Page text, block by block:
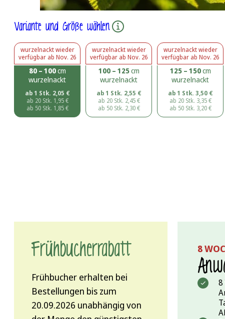
Variante und Größe wählen
wurzelnacktwieder
verfügbar ab Nov. 26
80 – 100cm
wurzelnackt
ab 1 Stk. 2,05 €
ab 20 Stk. 1,95€
ab 50 Stk. 1,85€
wurzelnacktwieder
verfügbar ab Nov. 26
100 – 125cm
wurzelnackt
ab 1 Stk. 2,55 €
ab 20 Stk. 2,45€
ab 50 Stk. 2,30€
wurzelnacktwieder
verfügbar ab Nov. 26
125 – 150cm
wurzelnackt
ab 1 Stk. 3,50 €
ab 20 Stk. 3,35€
ab 50 Stk. 3,20€
Frühbucher­rabatt
Frühbucher erhalten bei
Bestellungen bis zum
20.09.2026 unabhängig von
8
8